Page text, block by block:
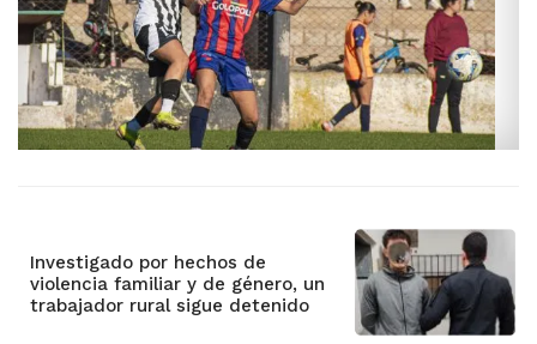
Investigado por hechos de
violencia familiar y de género, un
trabajador rural sigue detenido